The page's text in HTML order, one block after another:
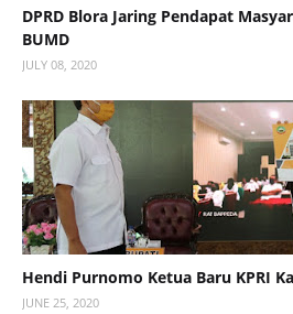
DPRD Blora Jaring Pendapat
BUMD
JULY 08, 2020
Hendi Purnomo Ketua Baru KPRI
JUNE 25, 2020